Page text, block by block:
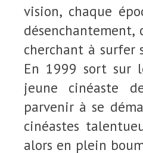
vision, chaque
cherchant à
En 1999 sort sur
jeune cinéaste
parvenir à se
cinéastes
alors en plein